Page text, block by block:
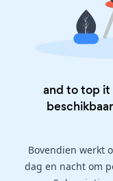
and to top it
Bovendien werkt
dag en nacht om